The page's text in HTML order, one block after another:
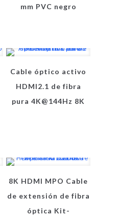
mm PVC negro
Cable óptico activo
HDMI2.1 de fibra
pura 4K@144Hz 8K
8K HDMI MPO Cable
de extensión de fibra
óptica Kit-